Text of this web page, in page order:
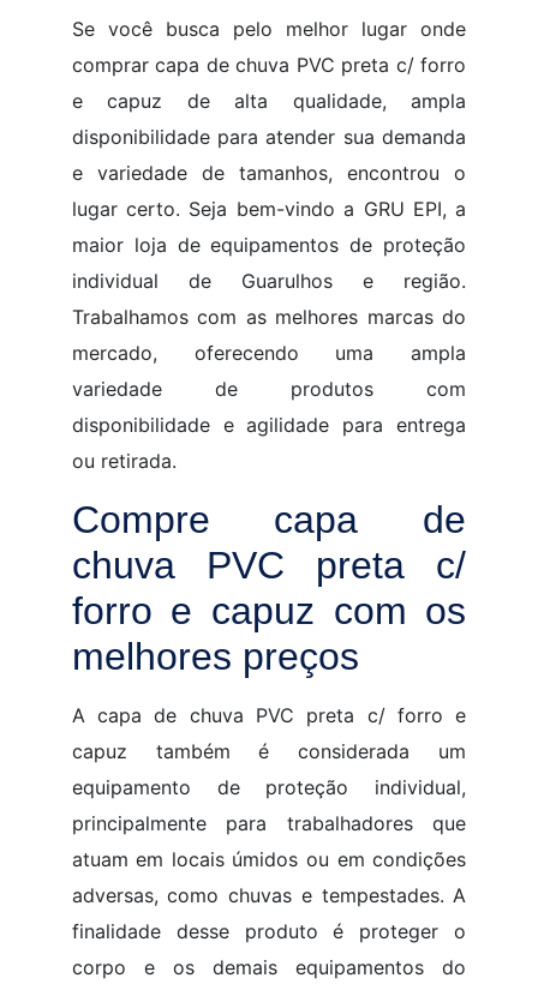
Se você busca pelo melhor lugar onde
comprar capa de chuva PVC preta c/ forro
e capuz de alta qualidade, ampla
disponibilidade para atender sua demanda
e variedade de tamanhos, encontrou o
lugar certo. Seja bem-vindo a GRU EPI, a
maior loja de equipamentos de proteção
individual de Guarulhos e região.
Trabalhamos com as melhores marcas do
mercado, oferecendo uma ampla
variedade de produtos com
disponibilidade e agilidade para entrega
ou retirada.
Compre capa de
chuva PVC preta c/
forro e capuz com os
melhores preços
A capa de chuva PVC preta c/ forro e
capuz também é considerada um
equipamento de proteção individual,
principalmente para trabalhadores que
atuam em locais úmidos ou em condições
adversas, como chuvas e tempestades. A
finalidade desse produto é proteger o
corpo e os demais equipamentos do